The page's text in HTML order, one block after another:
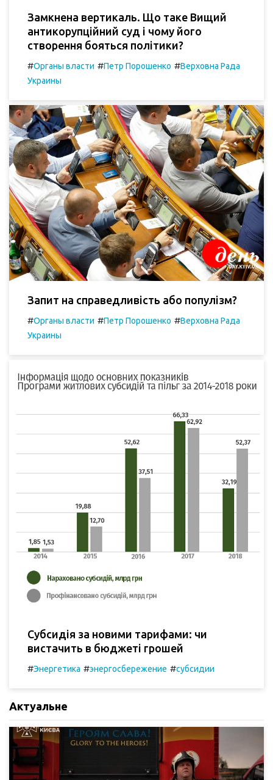
Замкнена вертикаль. Що таке Вищий
антикорупційний суд і чому його
створення бояться політики?
#Органы власти #Петр Порошенко #Верховна Рада
Украины
Запит на справедливість або популізм?
#Органы власти #Петр Порошенко #Верховна Рада
Украины
Субсидія за новими тарифами: чи
вистачить в бюджеті грошей
#Энергетика #энергосбережение #субсидии
Актуальне